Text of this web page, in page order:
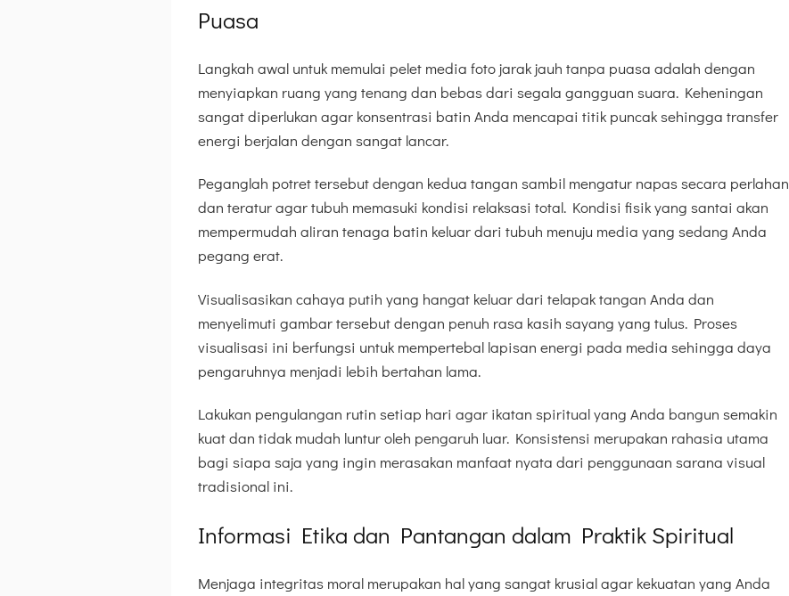
Puasa
Langkah awal untuk memulai pelet media foto jarak jauh tanpa puasa adalah dengan
menyiapkan ruang yang tenang dan bebas dari segala gangguan suara. Keheningan
sangat diperlukan agar konsentrasi batin Anda mencapai titik puncak sehingga transfer
energi berjalan dengan sangat lancar.
Peganglah potret tersebut dengan kedua tangan sambil mengatur napas secara perlahan
dan teratur agar tubuh memasuki kondisi relaksasi total. Kondisi fisik yang santai akan
mempermudah aliran tenaga batin keluar dari tubuh menuju media yang sedang Anda
pegang erat.
Visualisasikan cahaya putih yang hangat keluar dari telapak tangan Anda dan
menyelimuti gambar tersebut dengan penuh rasa kasih sayang yang tulus. Proses
visualisasi ini berfungsi untuk mempertebal lapisan energi pada media sehingga daya
pengaruhnya menjadi lebih bertahan lama.
Lakukan pengulangan rutin setiap hari agar ikatan spiritual yang Anda bangun semakin
kuat dan tidak mudah luntur oleh pengaruh luar. Konsistensi merupakan rahasia utama
bagi siapa saja yang ingin merasakan manfaat nyata dari penggunaan sarana visual
tradisional ini.
Informasi Etika dan Pantangan dalam Praktik Spiritual
Menjaga integritas moral merupakan hal yang sangat krusial agar kekuatan yang Anda